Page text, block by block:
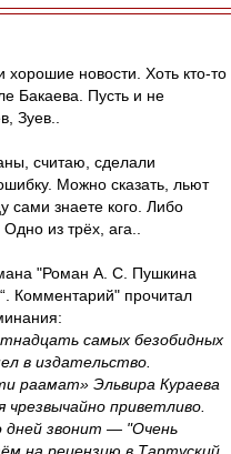
хорошие новости. Хоть кто-то
Бакаева. Пусть и не
Зуев..
считаю, сделали
Можно сказать, льют
сами знаете кого. Либо
из трёх, ага..
"Роман А. С. Пушкина
Комментарий" прочитал
самых безобидных
в издательство.
раамат» Эльвира Кураева
приветливо.
дней звонит — "Очень